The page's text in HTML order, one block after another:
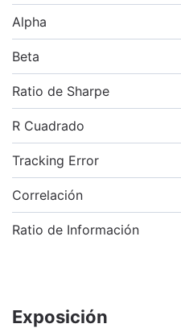
Alpha
Beta
Ratio de Sharpe
R Cuadrado
Tracking Error
Correlación
Ratio de Información
Exposición